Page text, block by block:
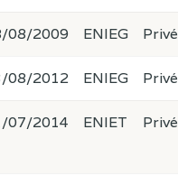
08/2009 ENIEG Privé
08/2012 ENIEG Privé
07/2014 ENIET Privé